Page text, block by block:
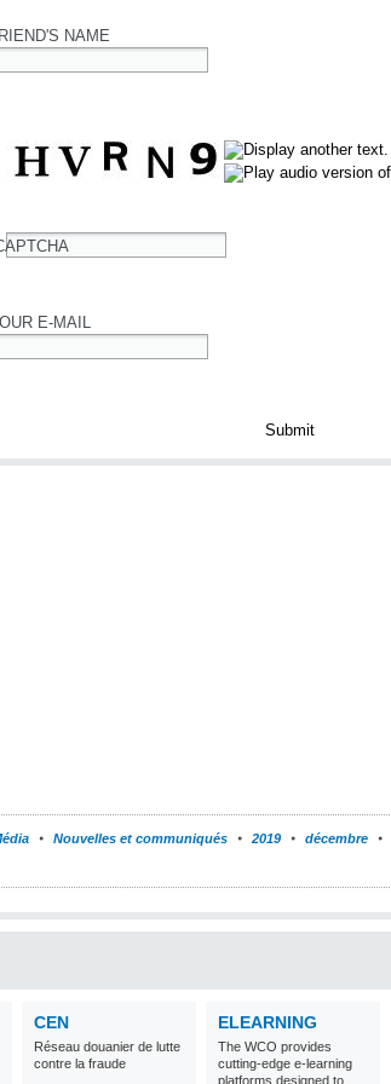
NAME
E-MAIL
Nouvelles et communiqués 2019 décembre
CEN
Réseau douanier de lutte
contre la fraude
ELEARNING
The WCO provides
cutting-edge e-learning
platforms designed to